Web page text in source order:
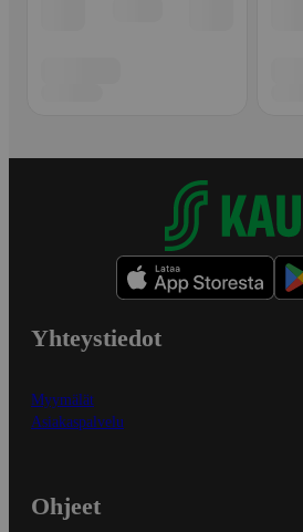
Yhteystiedot
Myymälät
Asiakaspalvelu
Ohjeet